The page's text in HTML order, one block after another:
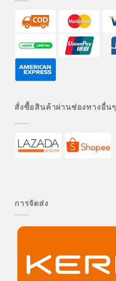
สั่งซื้อสินค้าผ่านช่องทางอื่นๆ
การจัดส่ง